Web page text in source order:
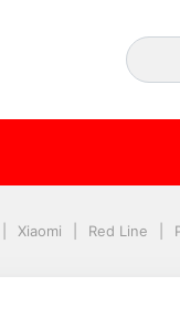
Xiaomi Red Line